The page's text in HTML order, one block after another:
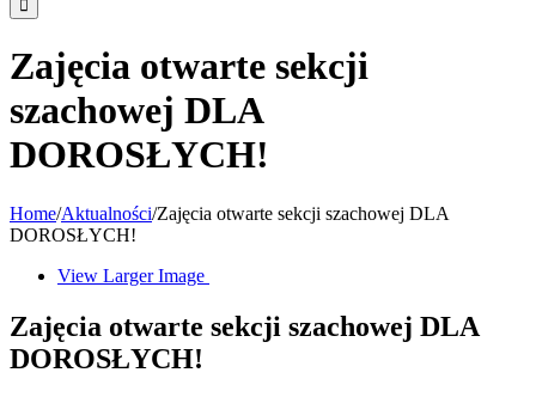
Zajęcia otwarte sekcji
szachowej DLA
DOROSŁYCH!
Home/Aktualności/Zajęcia otwarte sekcji szachowej DLA
DOROSŁYCH!
View Larger Image
Zajęcia otwarte sekcji szachowej DLA
DOROSŁYCH!